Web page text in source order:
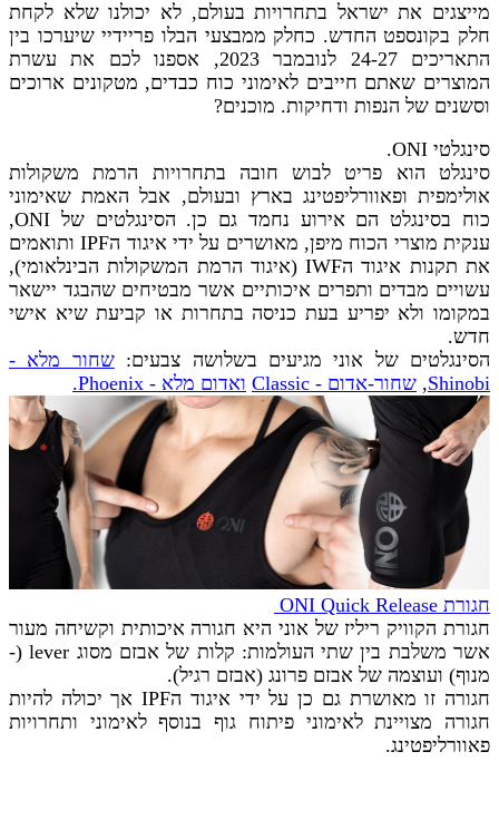
מייצגים את ישראל בתחרויות בעולם, לא יכולנו שלא לקחת
חלק בקונספט החדש. כחלק ממבצעי הבלו פריידיי שיערכו בין
התאריכים 24-27 לנובמבר 2023, אספנו לכם את עשרת
המוצרים שאתם חייבים לאימוני כוח כבדים, מטקונים ארוכים
וסשנים של הנפות ודחיקות. מוכנים?
סינגלטי ONI.
סינגלט הוא פריט לבוש חובה בתחרויות הרמת משקולות
אולימפית ופאוורליפטינג בארץ ובעולם, אבל האמת שאימוני
כוח בסינגלט הם אירוע נחמד גם כן. הסינגלטים של ONI,
ענקית מוצרי הכוח מיפן, מאושרים על ידי איגוד הIPF ותואמים
את תקנות איגוד הIWF (איגוד הרמת המשקולות הבינלאומי),
עשויים מבדים ותפרים איכותיים אשר מבטיחים שהבגד יישאר
במקומו ולא יפריע בעת כניסה בתחרות או קביעת שיא אישי
חדש.
הסינגלטים של אוני מגיעים בשלושה צבעים:שחור מלא -
Shinobi
, שחור-אדום - Classic ואדום מלא - Phoenix.
חגורת ONI Quick Release
חגורת הקוויק ריליז של אוני היא חגורה איכותית וקשיחה מעור
אשר משלבת בין שתי העולמות: קלות של אבזם מסוג lever (-
מנוף) ועוצמה של אבזם פרונג (אבזם רגיל).
חגורה זו מאושרת גם כן על ידי איגוד הIPF אך יכולה להיות
חגורה מצויינת לאימוני פיתוח גוף בנוסף לאימוני ותחרויות
פאוורליפטינג.